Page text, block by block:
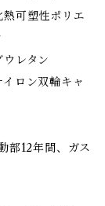
可塑性ポリエ
レタン
ロン双輪キャ
部12年間、ガス